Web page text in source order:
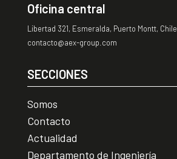
Oficina central
Libertad 321, Esmeralda, Puerto Montt, Chile
contacto@aex-group.com
SECCIONES
Somos
Contacto
Actualidad
Departamento de Ingeniería